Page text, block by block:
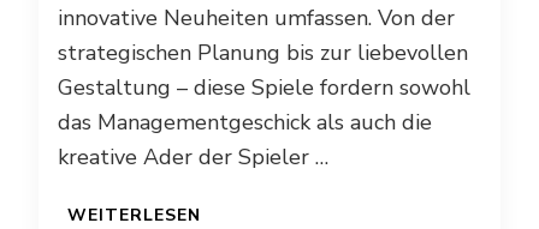
innovative Neuheiten umfassen. Von der
strategischen Planung bis zur liebevollen
Gestaltung – diese Spiele fordern sowohl
das Managementgeschick als auch die
kreative Ader der Spieler …
WEITERLESEN